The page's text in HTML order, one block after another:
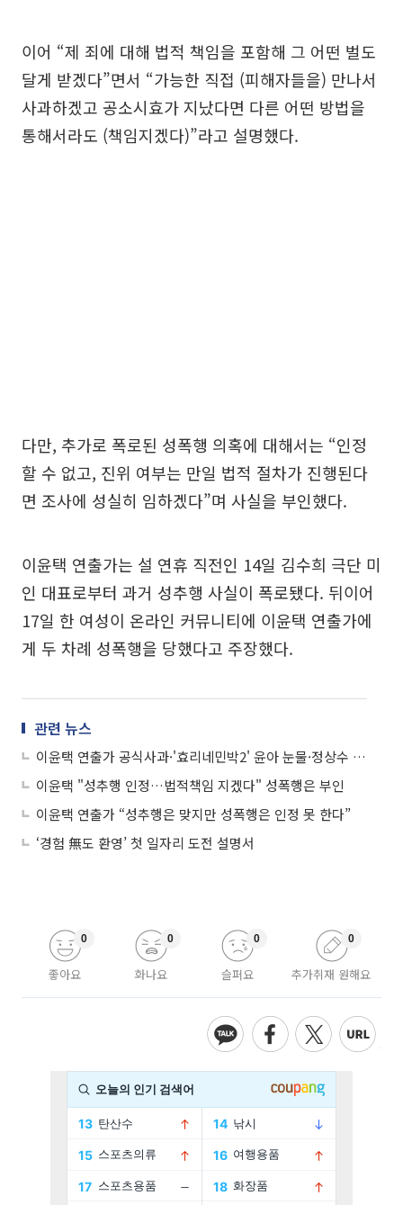
이어 “제 죄에 대해 법적 책임을 포함해 그 어떤 벌도
달게 받겠다”면서 “가능한 직접 (피해자들을) 만나서
사과하겠고 공소시효가 지났다면 다른 어떤 방법을
통해서라도 (책임지겠다)”라고 설명했다.
다만, 추가로 폭로된 성폭행 의혹에 대해서는 “인정
할 수 없고, 진위 여부는 만일 법적 절차가 진행된다
면 조사에 성실히 임하겠다”며 사실을 부인했다.
이윤택 연출가는 설 연휴 직전인 14일 김수희 극단 미
인 대표로부터 과거 성추행 사실이 폭로됐다. 뒤이어
17일 한 여성이 온라인 커뮤니티에 이윤택 연출가에
게 두 차례 성폭행을 당했다고 주장했다.
관련 뉴스
이윤택 연출가 공식사과·'효리네민박2' 윤아 눈물·정상수 음주사고·평창올림픽 경기 일정 등
이윤택 "성추행 인정…법적책임 지겠다" 성폭행은 부인
이윤택 연출가 “성추행은 맞지만 성폭행은 인정 못 한다”
‘경험 無도 환영’ 첫 일자리 도전 설명서
좋아요
0
화나요
0
슬퍼요
0
추가취재 원해요
0